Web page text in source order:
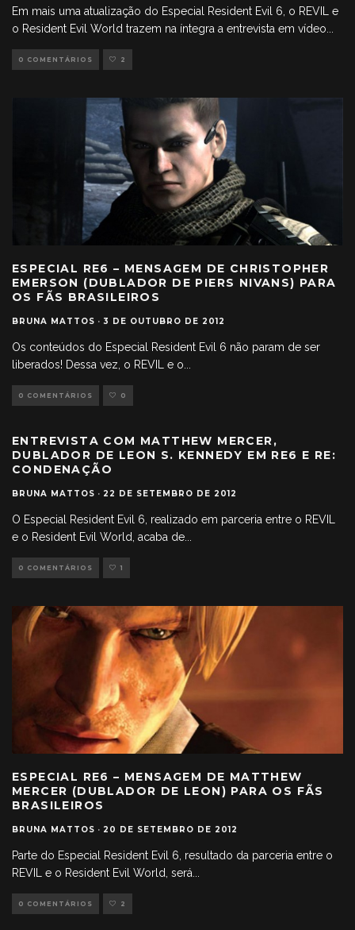
Em mais uma atualização do Especial Resident Evil 6, o REVIL e
o Resident Evil World trazem na íntegra a entrevista em vídeo
0 COMENTÁRIOS 2
ESPECIAL RE6 – MENSAGEM DE CHRISTOPHER
EMERSON (DUBLADOR DE PIERS NIVANS) PARA
OS FÃS BRASILEIROS
BRUNA MATTOS · 3 DE OUTUBRO DE 2012
Os conteúdos do Especial Resident Evil 6 não param de ser
liberados! Dessa vez, o REVIL e o
0 COMENTÁRIOS 0
ENTREVISTA COM MATTHEW MERCER,
DUBLADOR DE LEON S. KENNEDY EM RE6 E RE:
CONDENAÇÃO
BRUNA MATTOS · 22 DE SETEMBRO DE 2012
O Especial Resident Evil 6, realizado em parceria entre o REVIL
e o Resident Evil World, acaba de
0 COMENTÁRIOS 1
ESPECIAL RE6 – MENSAGEM DE MATTHEW
MERCER (DUBLADOR DE LEON) PARA OS FÃS
BRASILEIROS
BRUNA MATTOS · 20 DE SETEMBRO DE 2012
Parte do Especial Resident Evil 6, resultado da parceria entre o
REVIL e o Resident Evil World, será
0 COMENTÁRIOS 2